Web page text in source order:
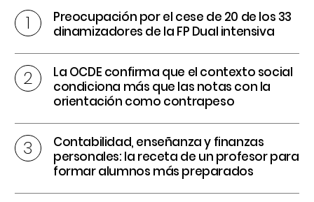
Preocupación por el cese de 20 de los 33
dinamizadores de la FP Dual intensiva
La OCDE confirma que el contexto social
condiciona más que las notas con la
orientación como contrapeso
Contabilidad, enseñanza y finanzas
personales: la receta de un profesor para
formar alumnos más preparados